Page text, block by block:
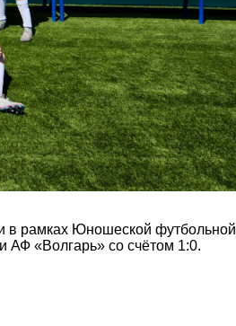
в рамках Юношеской футбольной
АФ «Волгарь» со счётом 1:0.